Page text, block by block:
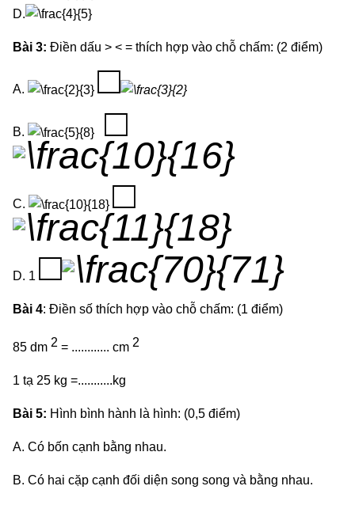
D.
Bài 3: Điền dấu > < = thích hợp vào chỗ chấm: (2 điểm)
A. □
B. □
C. □
D. 1 □
Bài 4: Điền số thích hợp vào chỗ chấm: (1 điểm)
85 dm 2 = ............ cm 2
1 tạ 25 kg =...........kg
Bài 5: Hình bình hành là hình: (0,5 điểm)
A. Có bốn cạnh bằng nhau.
B. Có hai cặp cạnh đối diện song song và bằng nhau.